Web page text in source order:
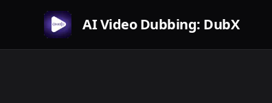
AI Video Dubbing: DubX